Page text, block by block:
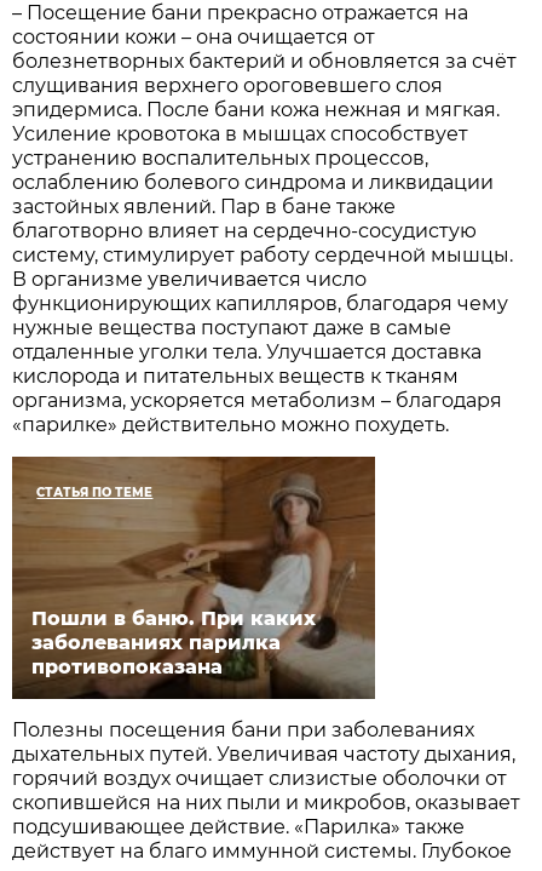
– Посещение бани прекрасно отражается на
состоянии кожи – она очищается от
болезнетворных бактерий и обновляется за счёт
слущивания верхнего ороговевшего слоя
эпидермиса. После бани кожа нежная и мягкая.
Усиление кровотока в мышцах способствует
устранению воспалительных процессов,
ослаблению болевого синдрома и ликвидации
застойных явлений. Пар в бане также
благотворно влияет на сердечно-сосудистую
систему, стимулирует работу сердечной мышцы.
В организме увеличивается число
функционирующих капилляров, благодаря чему
нужные вещества поступают даже в самые
отдаленные уголки тела. Улучшается доставка
кислорода и питательных веществ к тканям
организма, ускоряется метаболизм – благодаря
«парилке» действительно можно похудеть.
СТАТЬЯ ПО ТЕМЕ
Пошли в баню. При каких
заболеваниях парилка
противопоказана
Полезны посещения бани при заболеваниях
дыхательных путей. Увеличивая частоту дыхания,
горячий воздух очищает слизистые оболочки от
скопившейся на них пыли и микробов, оказывает
подсушивающее действие. «Парилка» также
действует на благо иммунной системы. Глубокое